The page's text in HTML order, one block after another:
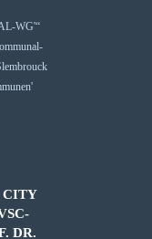
WG'“
CITY
DR.